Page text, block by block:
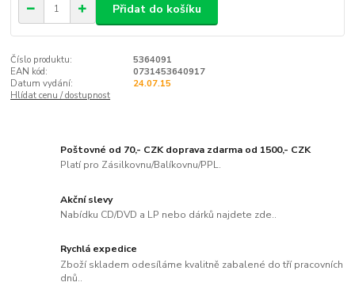
Přidat do košíku
Číslo produktu:
5364091
EAN kód:
0731453640917
Datum vydání:
24.07.15
Hlídat cenu / dostupnost
Poštovné od 70,- CZK doprava zdarma od 1500,- CZK
Platí pro Zásilkovnu/Balíkovnu/PPL.
Akční slevy
Nabídku CD/DVD a LP nebo dárků najdete zde..
Rychlá expedice
Zboží skladem odesíláme kvalitně zabalené do tří pracovních
dnů..